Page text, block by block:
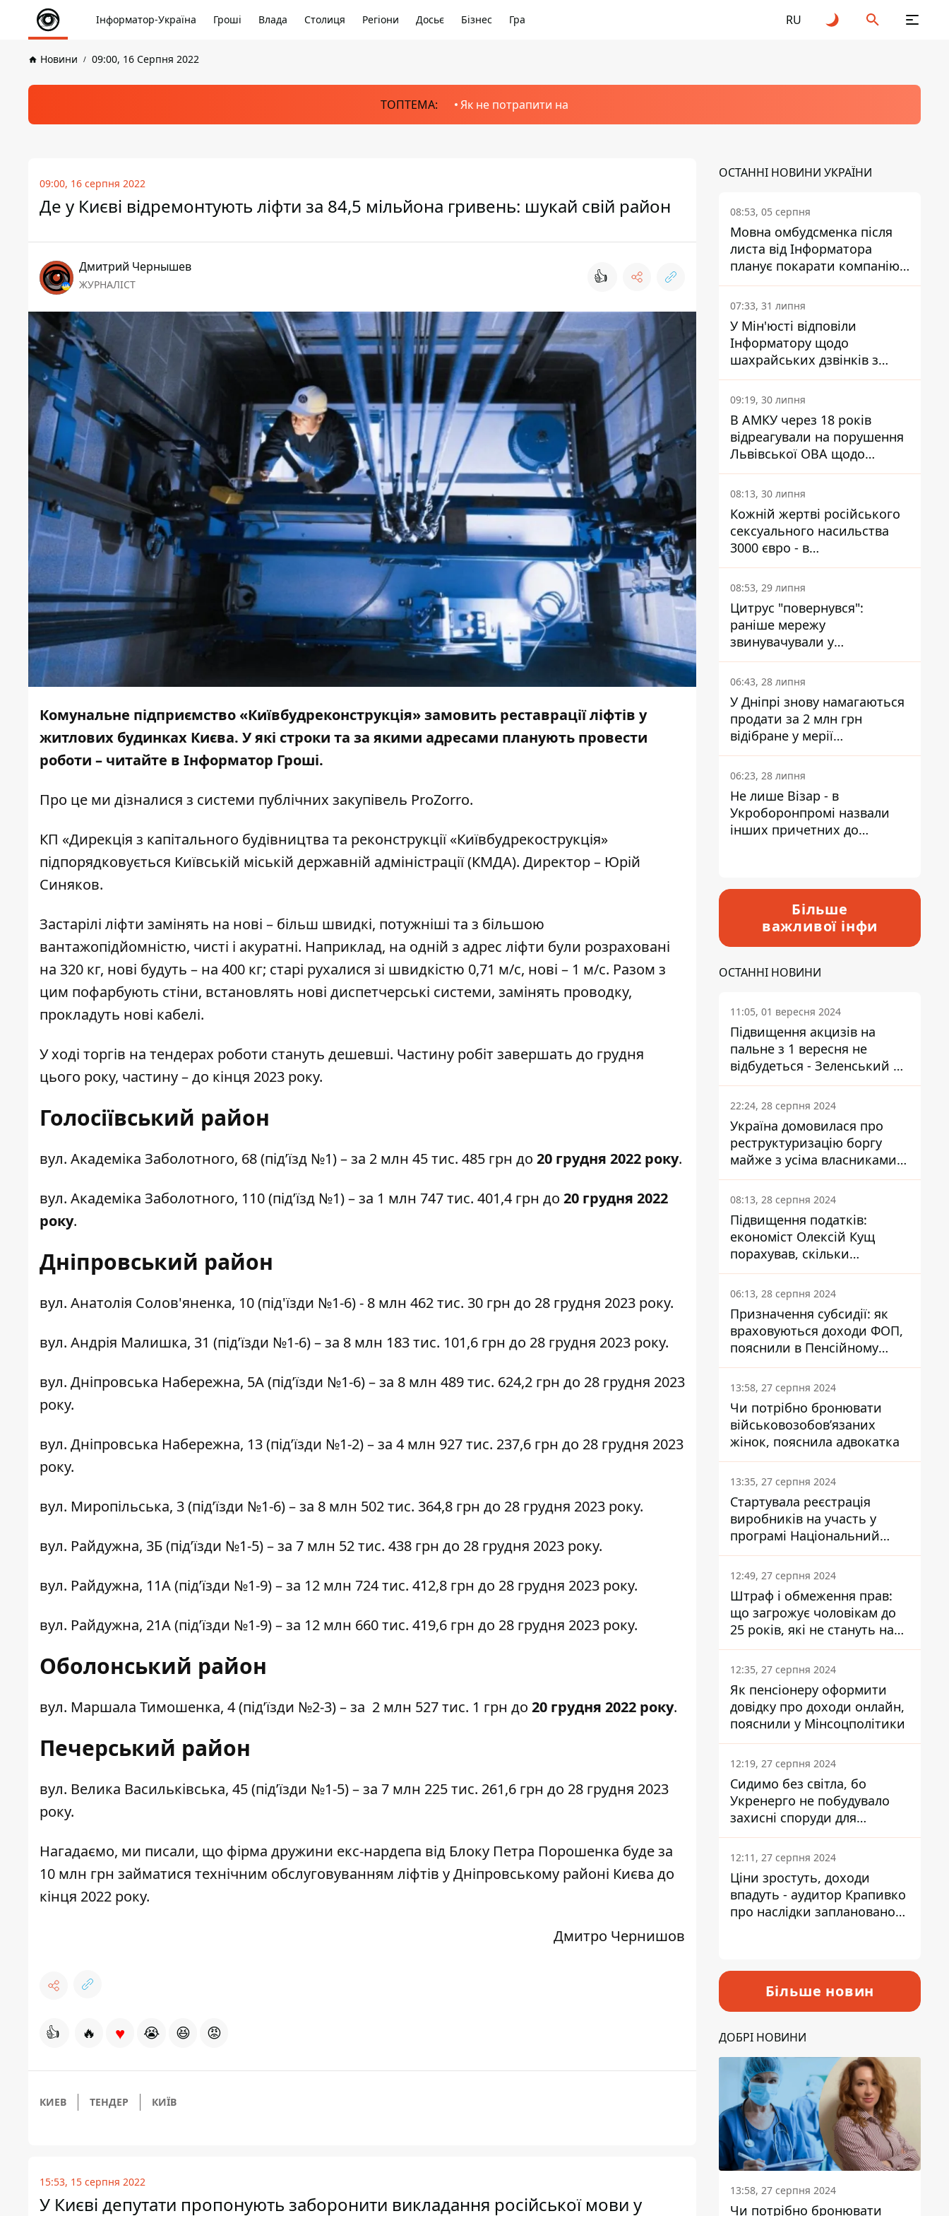
Інформатор-Україна Гроші Влада Столиця Регіони Досьє Бізнес Гра RU
Новини 09:00, 16 Серпня 2022
ТОПТЕМА: Як не потрапити на
09:00, 16 серпня 2022
Де у Києві відремонтують ліфти за 84,5 мільйона гривень: шукай свій район
Дмитрий Чернышев
ЖУРНАЛІСТ 👍
Комунальне підприємство «Київбудреконструкція» замовить реставрації ліфтів у
житлових будинках Києва. У які строки та за якими адресами планують провести
роботи – читайте в Інформатор Гроші.
Про це ми дізналися з системи публічних закупівель ProZorro.
КП «Дирекція з капітального будівництва та реконструкції «Київбудрекострукція»
підпорядковується Київській міській державній адміністрації (КМДА). Директор – Юрій
Синяков.
Застарілі ліфти замінять на нові – більш швидкі, потужніші та з більшою
вантажопідйомністю, чисті і акуратні. Наприклад, на одній з адрес ліфти були розраховані
на 320 кг, нові будуть – на 400 кг; старі рухалися зі швидкістю 0,71 м/с, нові – 1 м/с. Разом з
цим пофарбують стіни, встановлять нові диспетчерські системи, замінять проводку,
прокладуть нові кабелі.
У ході торгів на тендерах роботи стануть дешевші. Частину робіт завершать до грудня
цього року, частину – до кінця 2023 року.
Голосіївський район
вул. Академіка Заболотного, 68 (під’їзд №1)– за 2 млн 45 тис. 485 грн до 20 грудня 2022 року.
вул. Академіка Заболотного, 110 (під’їзд №1)– за 1 млн 747 тис. 401,4 грн до 20 грудня 2022
року.
Дніпровський район
вул. Анатолія Солов'яненка, 10 (під'їзди №1-6)- 8 млн 462 тис. 30 грн до 28 грудня 2023 року.
вул. Андрія Малишка, 31 (під’їзди №1-6)– за 8 млн 183 тис. 101,6 грн до 28 грудня 2023 року.
вул. Дніпровська Набережна, 5А (під’їзди №1-6)– за 8 млн 489 тис. 624,2 грн до 28 грудня 2023
року.
вул. Дніпровська Набережна, 13 (під’їзди №1-2)– за 4 млн 927 тис. 237,6 грн до 28 грудня 2023
року.
вул. Миропільська, 3 (під’їзди №1-6)– за 8 млн 502 тис. 364,8 грн до 28 грудня 2023 року.
вул. Райдужна, 3Б (під’їзди №1-5)– за 7 млн 52 тис. 438 грн до 28 грудня 2023 року.
вул. Райдужна, 11А (під’їзди №1-9)– за 12 млн 724 тис. 412,8 грн до 28 грудня 2023 року.
вул. Райдужна, 21А (під’їзди №1-9)– за 12 млн 660 тис. 419,6 грн до 28 грудня 2023 року.
Оболонський район
вул. Маршала Тимошенка, 4 (під’їзди №2-3)– за 2 млн 527 тис. 1 грн до 20 грудня 2022 року.
Печерський район
вул. Велика Васильківська, 45 (під’їзди №1-5)– за 7 млн 225 тис. 261,6 грн до 28 грудня 2023
року.
Нагадаємо, ми писали, що фірма дружини екс-нардепа від Блоку Петра Порошенка буде за
10 млн грн займатися технічним обслуговуванням ліфтів у Дніпровському районі Києва до
кінця 2022 року.
Дмитро Чернишов
👍 🔥 ♥ 😭 😆 😡
КИЕВ ТЕНДЕР КИЇВ
15:53, 15 серпня 2022
У Києві депутати пропонують заборонити викладання російської мови у
ОСТАННІ НОВИНИ УКРАЇНИ
08:53, 05 серпня
Мовна омбудсменка після
листа від Інформатора
планує покарати компанію-
підрядника ПриватБанку
07:33, 31 липня
У Мін'юсті відповіли
Інформатору щодо
шахрайських дзвінків з
камери Сумського СІЗО так,
що ніхто нічого не зрозумів
09:19, 30 липня
В АМКУ через 18 років
відреагували на порушення
Львівської ОВА щодо
харчування у закладах
освіти
08:13, 30 липня
Кожній жертві російського
сексуального насильства
3000 євро - в
Мінсоцполітики пояснили
Інформатору, звідки на це
гроші
08:53, 29 липня
Цитрус "повернувся":
раніше мережу
звинувачували у
контрабанді техніки та
ухиленні від сплати
податків
06:43, 28 липня
У Дніпрі знову намагаються
продати за 2 млн грн
відібране у мерії
приміщення Укрпошти
06:23, 28 липня
Не лише Візар - в
Укроборонпромі назвали
інших причетних до
Більше
важливої інфи
ОСТАННІ НОВИНИ
11:05, 01 вересня 2024
Підвищення акцизів на
пальне з 1 вересня не
відбудеться - Зеленський не
підписав закон
22:24, 28 серпня 2024
Україна домовилася про
реструктуризацію боргу
майже з усіма власниками
єврооблігацій: що це
означає для країни
08:13, 28 серпня 2024
Підвищення податків:
економіст Олексій Кущ
порахував, скільки
заплатить кожен українець
06:13, 28 серпня 2024
Призначення субсидії: як
враховуються доходи ФОП,
пояснили в Пенсійному
фонді
13:58, 27 серпня 2024
Чи потрібно бронювати
військовозобов’язаних
жінок, пояснила адвокатка
13:35, 27 серпня 2024
Стартувала реєстрація
виробників на участь у
програмі Національний
кешбек: як це зробити
через портал Дія
12:49, 27 серпня 2024
Штраф і обмеження прав:
що загрожує чоловікам до
25 років, які не стануть на
військовий облік
12:35, 27 серпня 2024
Як пенсіонеру оформити
довідку про доходи онлайн,
пояснили у Мінсоцполітики
12:19, 27 серпня 2024
Сидимо без світла, бо
Укренерго не побудувало
захисні споруди для
енергетики - нардеп
Кучеренко
12:11, 27 серпня 2024
Ціни зростуть, доходи
впадуть - аудитор Крапивко
про наслідки запланованого
Більше новин
ДОБРІ НОВИНИ
13:58, 27 серпня 2024
Чи потрібно бронювати